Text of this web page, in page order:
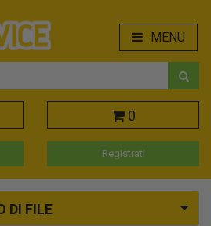
MENU
0
Registrati
DI FILE